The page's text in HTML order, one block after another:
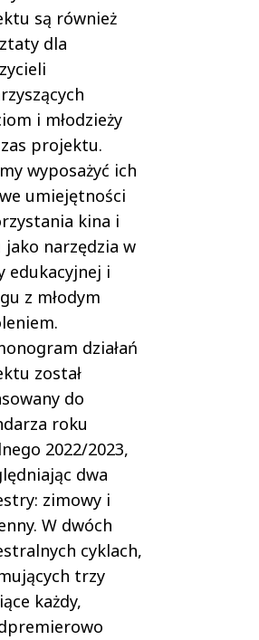
są również
dla
i młodzieży
projektu.
wyposażyć ich
umiejętności
kina i
narzędzia w
edukacyjnej i
z młodym
działań
został
do
roku
2022/2023,
dwa
zimowy i
W dwóch
cyklach,
trzy
każdy,